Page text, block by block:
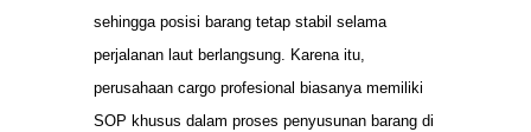
sehingga posisi barang tetap stabil selama
perjalanan laut berlangsung. Karena itu,
perusahaan cargo profesional biasanya memiliki
SOP khusus dalam proses penyusunan barang di